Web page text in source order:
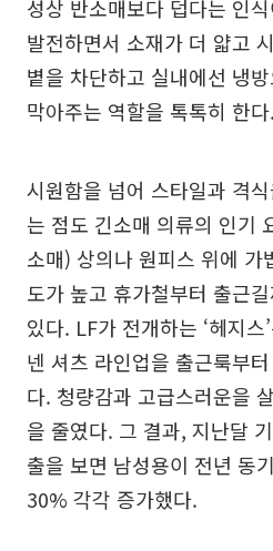
성상 반소매보다 덥다는 인
발전하면서 소재가 더 얇고
볕을 차단하고 실내에선 냉
막아주는 역할을 톡톡히 한다.
시원함을 넘어 스타일과 격
는 점도 긴소매 의류의 인기
소매) 상의나 원피스 위에 가
도가 높고 휴가철부터 출근
있다. LF가 전개하는 ‘헤지스
넨 셔츠 라인업을 출근룩부
다. 청량감과 고급스러운을
을 줄였다. 그 결과, 지난달
출을 보면 남성용이 전년 동
30% 각각 증가했다.